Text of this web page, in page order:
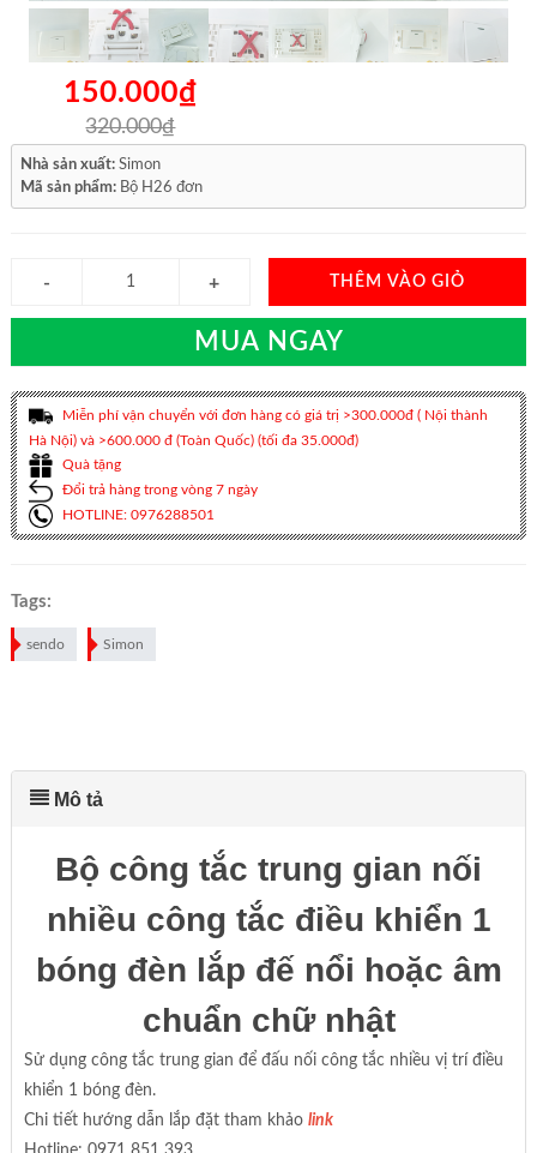
150.000₫
320.000₫
Nhà sản xuất: Simon
Mã sản phẩm: Bộ H26 đơn
THÊM VÀO GIỎ
MUA NGAY
Miễn phí vận chuyển với đơn hàng có giá trị >300.000đ ( Nội thành
Hà Nội) và >600.000 đ (Toàn Quốc) (tối đa 35.000đ)
Quà tặng
Đổi trả hàng trong vòng 7 ngày
HOTLINE: 0976288501
Tags:
sendo Simon
Mô tả
Bộ công tắc trung gian nối
nhiều công tắc điều khiển 1
bóng đèn lắp đế nổi hoặc âm
chuẩn chữ nhật
Sử dụng công tắc trung gian để đấu nối công tắc nhiều vị trí điều
khiển 1 bóng đèn.
Chi tiết hướng dẫn lắp đặt tham khảo link